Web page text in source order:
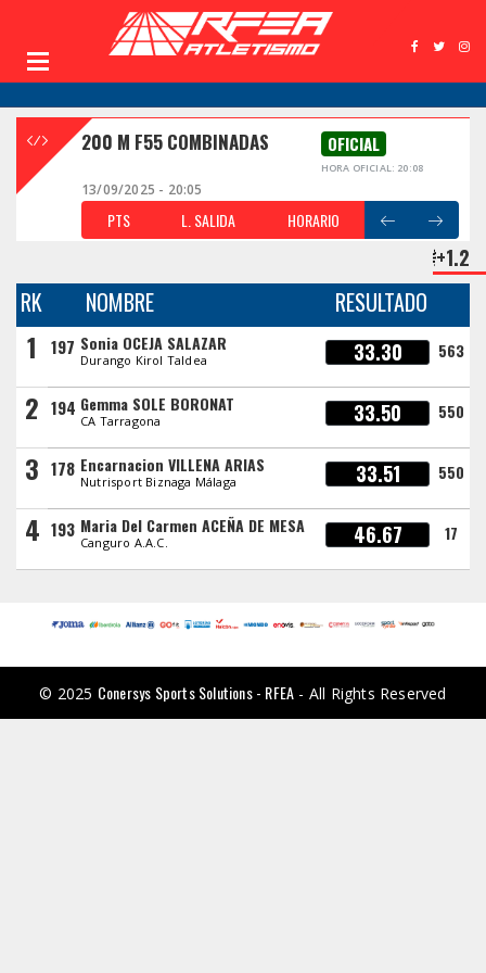
200 M F55 COMBINADAS OFICIAL
HORA OFICIAL: 20:08
13/09/2025 - 20:05
PTS L. SALIDA HORARIO
+1.2
RK NOMBRE RESULTADO
1 197 Sonia OCEJA SALAZAR
Durango Kirol Taldea 33.30 563
2 194 Gemma SOLE BORONAT
CA Tarragona 33.50 550
3 178 Encarnacion VILLENA ARIAS
Nutrisport Biznaga Málaga 33.51 550
4 193 Maria Del Carmen ACEÑA DE MESA
Canguro A.A.C. 46.67 17
© 2025 Conersys Sports Solutions - RFEA - All Rights Reserved